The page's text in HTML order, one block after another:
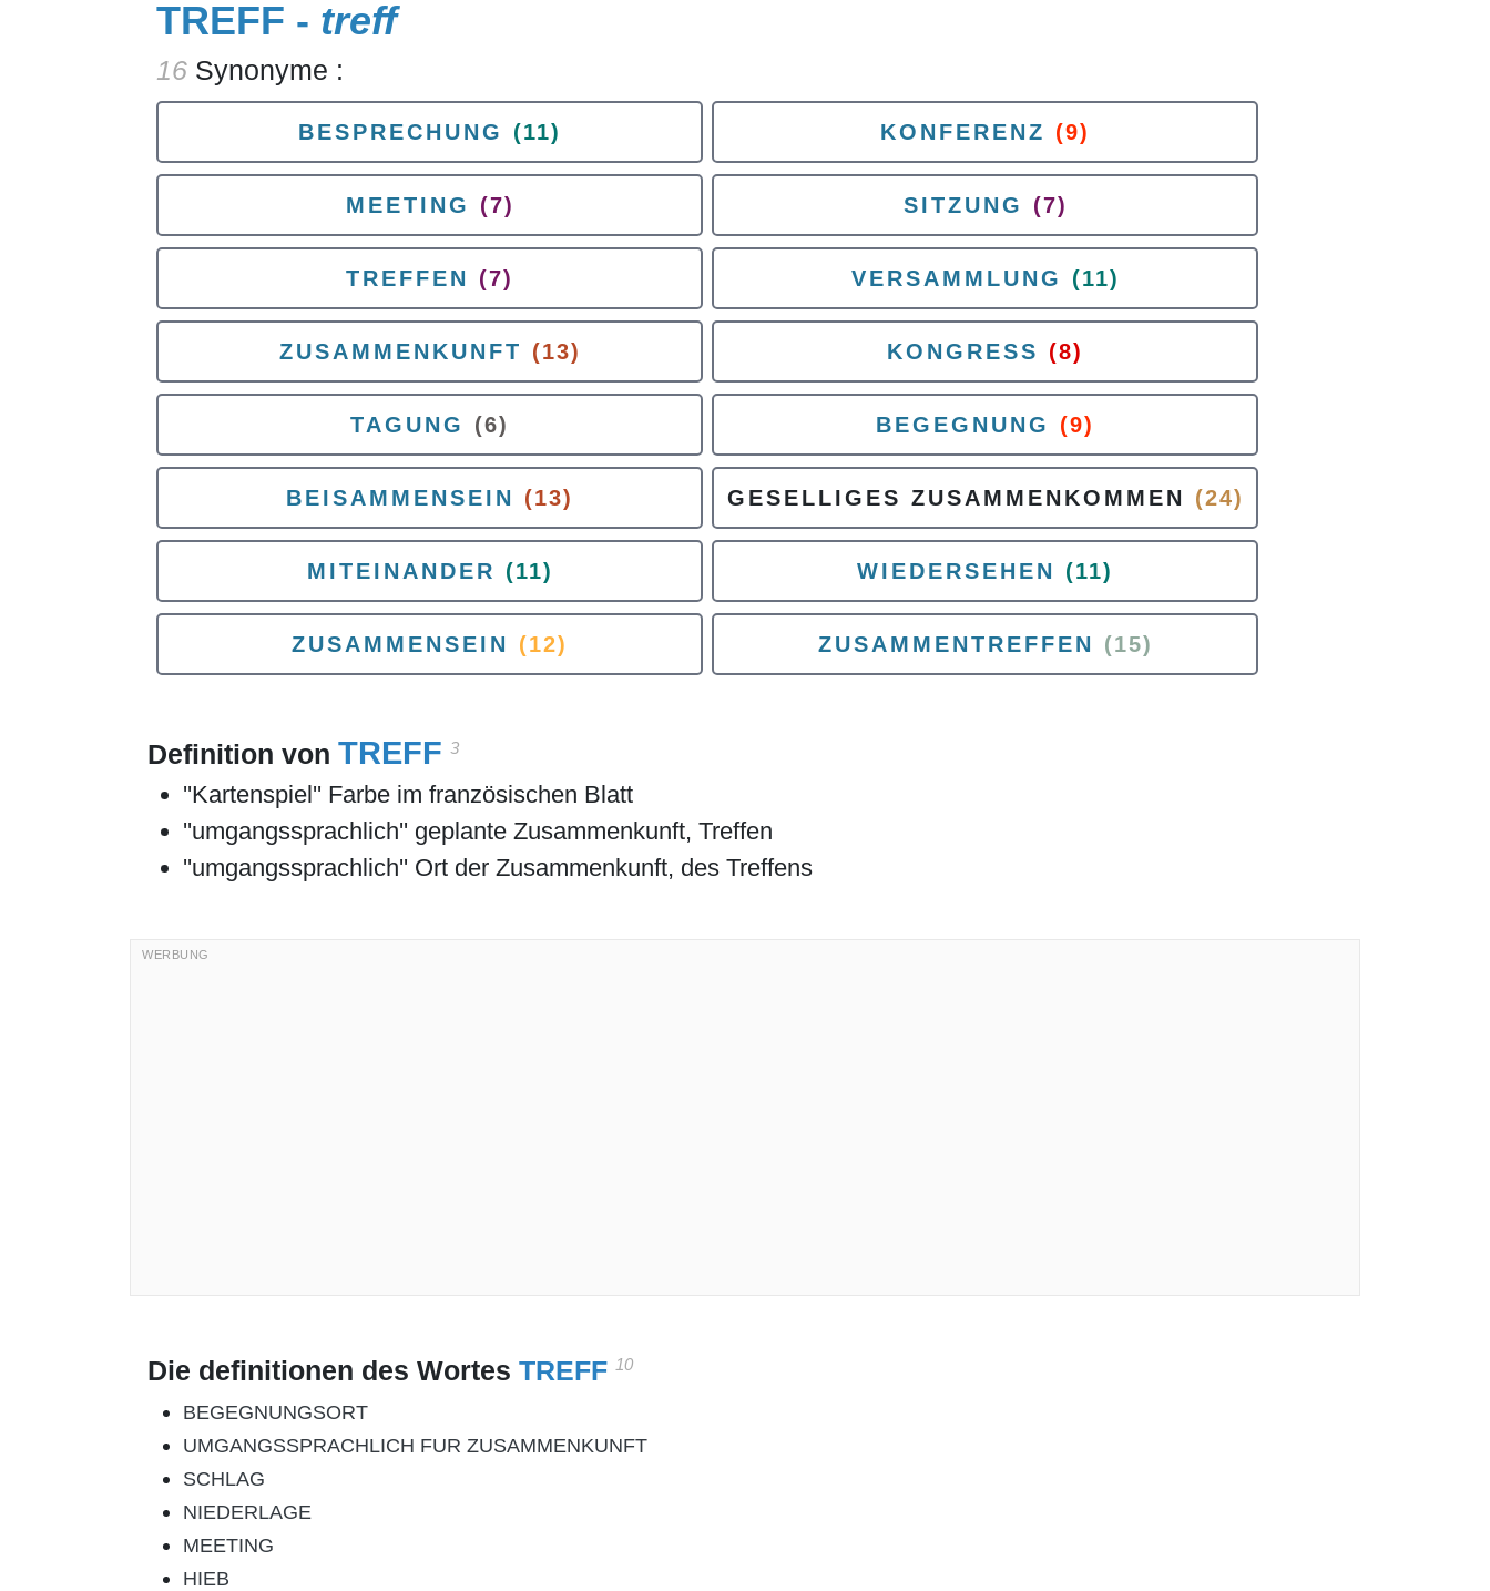
TREFF - treff
16 Synonyme :
BESPRECHUNG (11) KONFERENZ (9)
MEETING (7) SITZUNG (7)
TREFFEN (7) VERSAMMLUNG (11)
ZUSAMMENKUNFT (13) KONGRESS (8)
TAGUNG (6) BEGEGNUNG (9)
BEISAMMENSEIN (13) GESELLIGES ZUSAMMENKOMMEN (24)
MITEINANDER (11) WIEDERSEHEN (11)
ZUSAMMENSEIN (12) ZUSAMMENTREFFEN (15)
Definition von TREFF 3
''Kartenspiel'' Farbe im französischen Blatt
''umgangssprachlich'' geplante Zusammenkunft, Treffen
''umgangssprachlich'' Ort der Zusammenkunft, des Treffens
Die definitionen des Wortes TREFF 10
BEGEGNUNGSORT
UMGANGSSPRACHLICH FUR ZUSAMMENKUNFT
SCHLAG
NIEDERLAGE
MEETING
HIEB